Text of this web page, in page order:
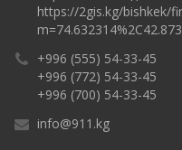
https://2gis.kg/bishkek/
+996 (555) 54-33-45
+996 (772) 54-33-45
+996 (700) 54-33-45
info@911.kg